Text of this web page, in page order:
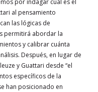
al pensamiento
las lógicas de
permitirá abordar la
y calibrar cuánta
Después, en lugar de
y Guattari desde “el
específicos de la
han posicionado en